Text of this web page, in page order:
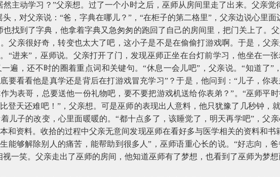
然主动学习？”父亲想。过了一个小时之后，巫师从房间里走了出来。父亲觉
，对父亲说：“爸，字典在哪儿？”，“在柜子的第二格里”，父亲边说心里
找到了字典，他拿着字典又急匆匆的跑回了自己的房间里，把门关上了。
父亲很好奇，转变也太大了吧，这小子是不是在偷偷打游戏啊。于是，父
“进来”，巫师说。父亲打开了门，发现巫师正坐在台灯前学习，他坐在一
遍，还不时的圈着重点词和关键句。“休息一会儿吧”，父亲说。“知道了”
要看看他是真学还是背后在打游戏冒充学习”？于是，他问到：“儿子，你
为表哥，总要送他一份礼物吧，要不要把游戏机送给你表弟？”。“巫师平
登天还难吧！”，父亲想。可是巫师的表现出人意料，他只犹豫了几秒钟，
儿子的改变，心里面暖暖的。“都十点多了，该睡觉了，明天再学吧”，父
和资料。收拾的过程中父亲无意间发现巫师在看好多与医学相关的资料和书
能够解除别人的痛苦，能帮助到很多人”，巫师语重心长的说。“好志向，
一笑。父亲走出了巫师的房间，他知道巫师有了梦想，也看到了巫师为梦想